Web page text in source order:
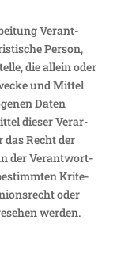
Verant­
Person,
die allein oder
und Mittel
Daten
dieser Verar­
Recht der
der Verant­wort­
Krite­
oder
werden.